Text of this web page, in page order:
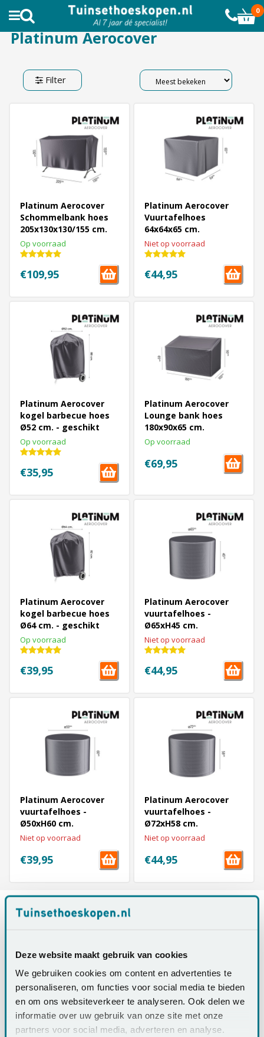
Deze website maakt gebruik van cookies
We gebruiken cookies om content en advertenties te
personaliseren, om functies voor social media te bieden
en om ons websiteverkeer te analyseren. Ook delen we
informatie over uw gebruik van onze site met onze
partners voor social media, adverteren en analyse.
0
AL MEER DAN 10.000 TEVREDEN KLANTEN
Platinum Aerocover
Filter
Platinum Aerocover
Schommelbank hoes
205x130x130/155 cm.
Op voorraad
€109,95
Platinum Aerocover
Vuurtafelhoes
64x64x65 cm.
Niet op voorraad
€44,95
Platinum Aerocover
kogel barbecue hoes
Ø52 cm. - geschikt
voor Weber Ø47 cm.
Op voorraad
€35,95
Platinum Aerocover
Lounge bank hoes
180x90x65 cm.
Op voorraad
€69,95
Platinum Aerocover
kogel barbecue hoes
Ø64 cm. - geschikt
voor Weber 57 cm.
Op voorraad
€39,95
Platinum Aerocover
vuurtafelhoes -
Ø65xH45 cm.
Niet op voorraad
€44,95
Platinum Aerocover
vuurtafelhoes -
Ø50xH60 cm.
Niet op voorraad
€39,95
Platinum Aerocover
vuurtafelhoes -
Ø72xH58 cm.
Niet op voorraad
€44,95
Vorige pagina
Aerocover is een merk dat gespecialiseerd is in het produceren van
hoogwaardige beschermhoezen voor verschillende soorten
tuinmeubelen. Sinds 2010 produceert Aerocover beschermhoezen
die kunnen ademen, waardoor schimmel en condensvorming
worden voorkomen. Het merk heeft een goede reputatie
opgebouwd op het gebied van kwaliteit, duurzaamheid en
functionaliteit.